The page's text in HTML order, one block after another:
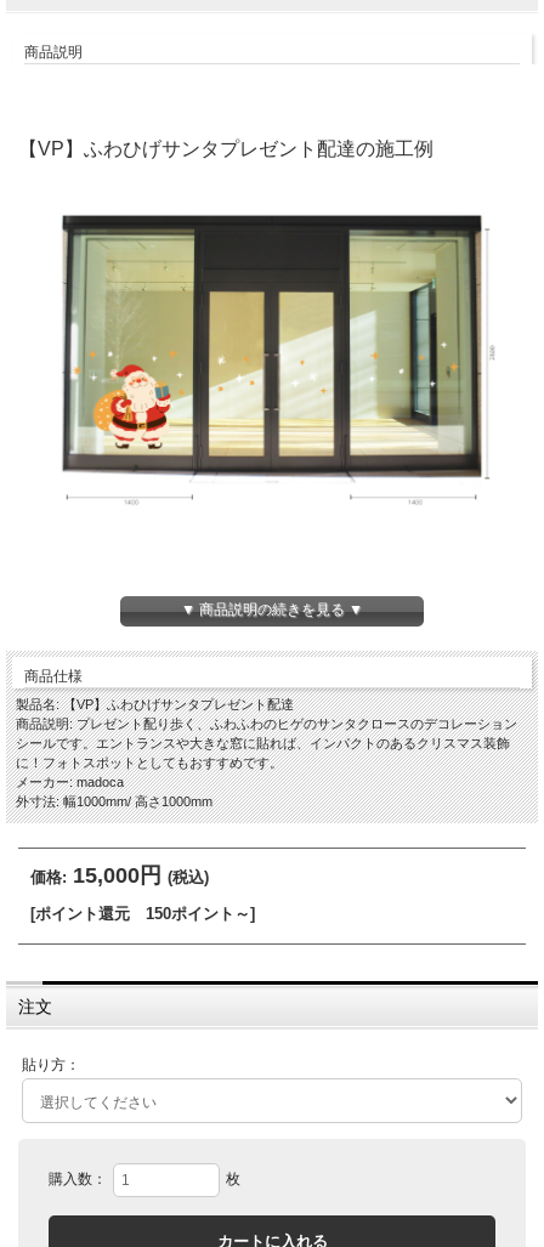
商品説明
【VP】ふわひげサンタプレゼント配達の施工例
▼ 商品説明の続きを見る ▼
商品仕様
製品名: 【VP】ふわひげサンタプレゼント配達
商品説明: プレゼント配り歩く、ふわふわのヒゲのサンタクロースのデコレーション
シールです。エントランスや大きな窓に貼れば、インパクトのあるクリスマス装飾
に！フォトスポットとしてもおすすめです。
メーカー: madoca
外寸法: 幅1000mm/ 高さ1000mm
価格: 15,000円 (税込)
[ポイント還元 150ポイント～]
注文
貼り方：
購入数： 枚